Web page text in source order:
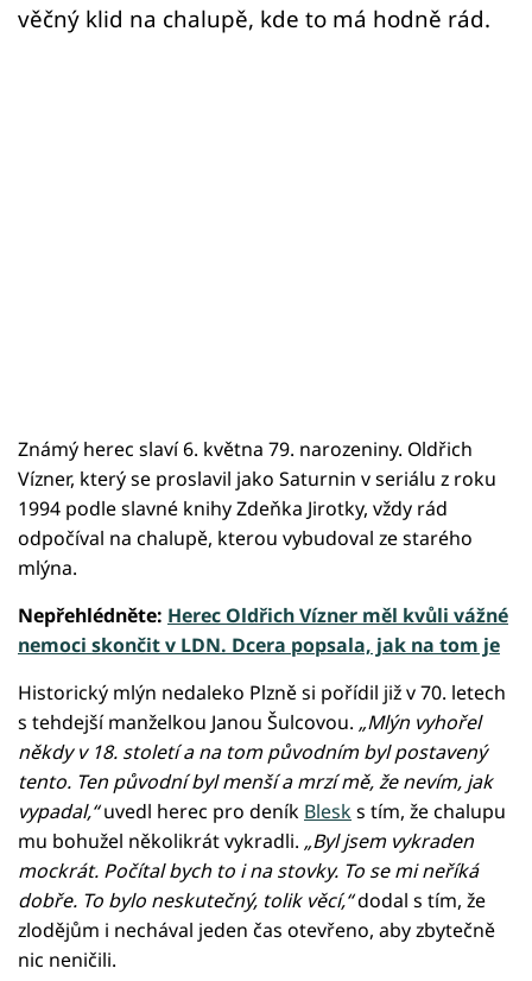
věčný klid na chalupě, kde to má hodně rád.
Známý herec slaví 6. května 79. narozeniny. Oldřich
Vízner, který se proslavil jako Saturnin v seriálu z roku
1994 podle slavné knihy Zdeňka Jirotky, vždy rád
odpočíval na chalupě, kterou vybudoval ze starého
mlýna.
Nepřehlédněte: Herec Oldřich Vízner měl kvůli vážné
nemoci skončit v LDN. Dcera popsala, jak na tom je
Historický mlýn nedaleko Plzně si pořídil již v 70. letech
s tehdejší manželkou Janou Šulcovou. „Mlýn vyhořel
někdy v 18. století a na tom původním byl postavený
tento. Ten původní byl menší a mrzí mě, že nevím, jak
vypadal,“uvedl herec pro deník Blesk s tím, že chalupu
mu bohužel několikrát vykradli. „Byl jsem vykraden
mockrát. Počítal bych to i na stovky. To se mi neříká
dobře. To bylo neskutečný, tolik věcí,“dodal s tím, že
zlodějům i nechával jeden čas otevřeno, aby zbytečně
nic neničili.